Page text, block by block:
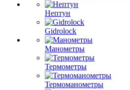
Нептун
Gidrolock
Манометры
Термометры
Термоманометры